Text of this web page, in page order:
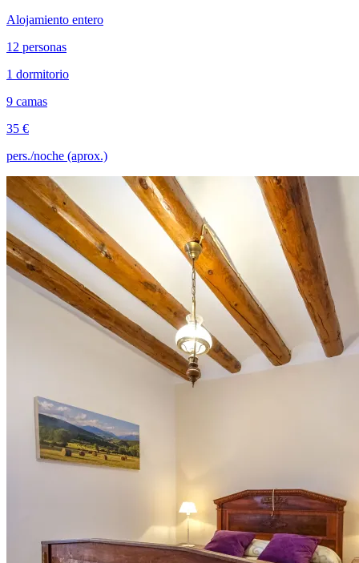
Alojamiento entero
12 personas
1 dormitorio
9 camas
35 €
pers./noche (aprox.)